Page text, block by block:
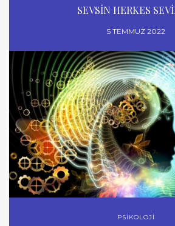
SEVSİN HERKES
5 TEMMUZ 2022
PSİKOLOJİ